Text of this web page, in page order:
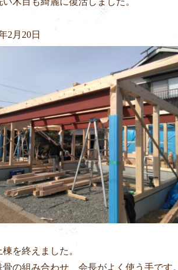
2月20日
を終えました。
の組み合わせ、会長がよく使う手です。